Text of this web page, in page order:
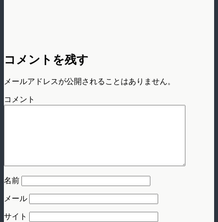
コメントを残す
メールアドレスが公開されることはありません。
コメント
名前
メール
サイト